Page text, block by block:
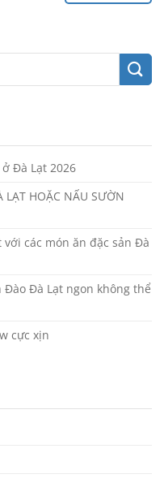
Đà Lạt 2026
LẠT HOẶC NẤU SƯỜN
các món ăn đặc sản Đà
Đào Đà Lạt ngon không thể
cực xịn